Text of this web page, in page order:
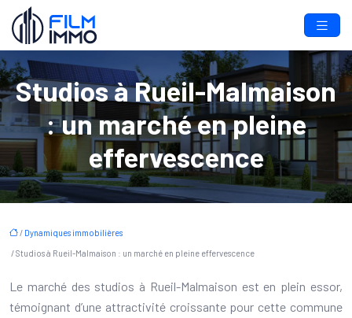
Studios à Rueil-Malmaison
: un marché en pleine
effervescence
/ Dynamiques immobilières
/ Studios à Rueil-Malmaison : un marché en pleine effervescence
Le marché des studios à Rueil-Malmaison est en plein essor,
témoignant d’une attractivité croissante pour cette commune